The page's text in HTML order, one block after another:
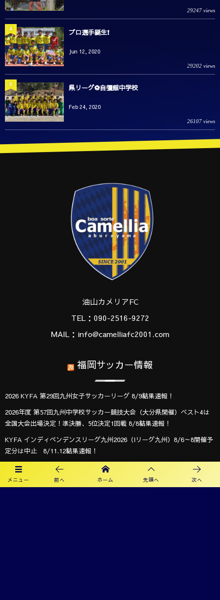
29247 views
プロ選手誕生❗️
Jun 12, 2020
29202 views
4
県リーグ⚽️自彊館中学校
Feb 24, 2020
26107 views
5
メニュー 前へ ホーム 先頭へ 次へ
油山カメリアFC
TEL：090-2516-9272
MAIL：info@camelliafc2001.com
福岡サッカー情報
2026 KYFA 第29回九州女子サッカーリーグ 8/9結果速報！
2026年度 第57回九州中学校サッカー競技大会（大分県開催）ベスト4は
全国大会出場決定！準決勝、5位決定1回戦 8/8結果速報！
KYFA インディペンデンスリーグ九州2026（Iリーグ九州）8/6～8開催予
定分は中止 8/11.12結果速報！
2026年度 第40回大文字杯少年サッカー大会 U-12 (福岡) 組合せ掲載！
8/8,9結果速報！